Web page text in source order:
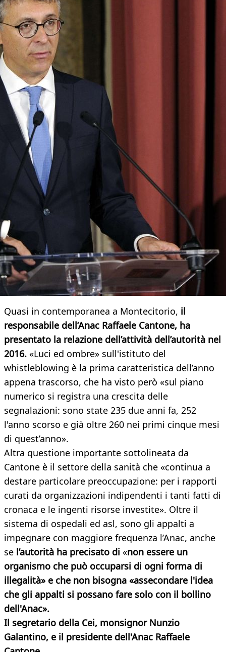
Quasi in contemporanea a Montecitorio, il
responsabile dell’Anac Raffaele Cantone, ha
presentato la relazione dell’attività dell’autorità nel
2016. «Luci ed ombre» sull'istituto del
whistleblowing è la prima caratteristica dell’anno
appena trascorso, che ha visto però «sul piano
numerico si registra una crescita delle
segnalazioni: sono state 235 due anni fa, 252
l'anno scorso e già oltre 260 nei primi cinque mesi
di quest’anno».
Altra questione importante sottolineata da
Cantone è il settore della sanità che «continua a
destare particolare preoccupazione: per i rapporti
curati da organizzazioni indipendenti i tanti fatti di
cronaca e le ingenti risorse investite». Oltre il
sistema di ospedali ed asl, sono gli appalti a
impegnare con maggiore frequenza l’Anac, anche
se l’autorità ha precisato di «non essere un
organismo che può occuparsi di ogni forma di
illegalità» e che non bisogna «assecondare l'idea
che gli appalti si possano fare solo con il bollino
dell'Anac».
Il segretario della Cei, monsignor Nunzio
Galantino, e il presidente dell'Anac Raffaele